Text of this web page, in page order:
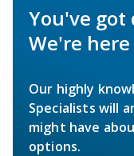
You've got
We're
Our highly
Specialists will
might have
options.